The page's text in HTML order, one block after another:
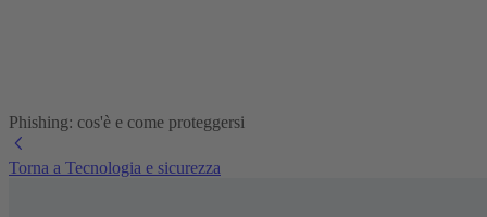
Phishing: cos'è e come proteggersi
Torna a Tecnologia e sicurezza